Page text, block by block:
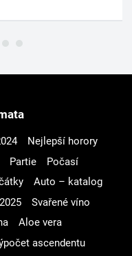
Nejlepší horory
Partie
Počasí
Auto – katalog
Svařené víno
Aloe vera
ascendentu